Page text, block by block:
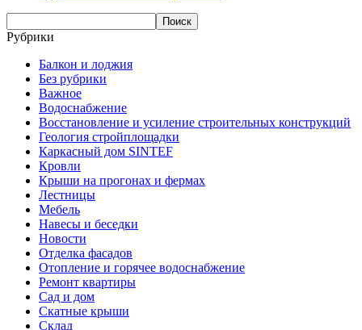
Рубрики
Балкон и лоджия
Без рубрики
Важное
Водоснабжение
Восстановление и усиление строительных конструкций
Геология стройплощадки
Каркасный дом SINTEF
Кровли
Крыши на прогонах и фермах
Лестницы
Мебель
Навесы и беседки
Новости
Отделка фасадов
Отопление и горячее водоснабжение
Ремонт квартиры
Сад и дом
Скатные крыши
Склад